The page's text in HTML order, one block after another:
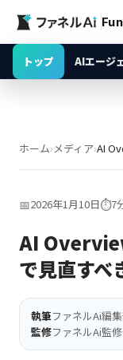
トップ AIエージ
ホーム›メディア›
📅2026年1月10日⏱️7
AI
で見直すべ
執筆ファネルAi編
監修ファネルAi監